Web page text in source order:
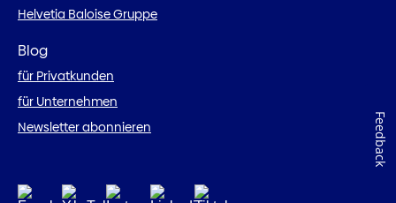
Helvetia Baloise Gruppe
Blog
für Privatkunden
für Unternehmen
Newsletter abonnieren
Feedback